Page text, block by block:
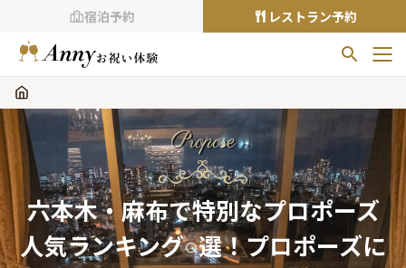
宿泊予約 レストラン予約
お気に入りの登録がありません
プランの をクリックすることで
お気に入りに追加できます。
閲覧履歴
閲覧履歴はありません
Propose
六本木・麻布で特別なプロポーズ
人気ランキング○選！プロポーズに